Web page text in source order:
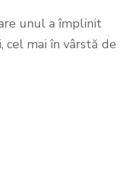
unul a împlinit
cel mai în vârstă de